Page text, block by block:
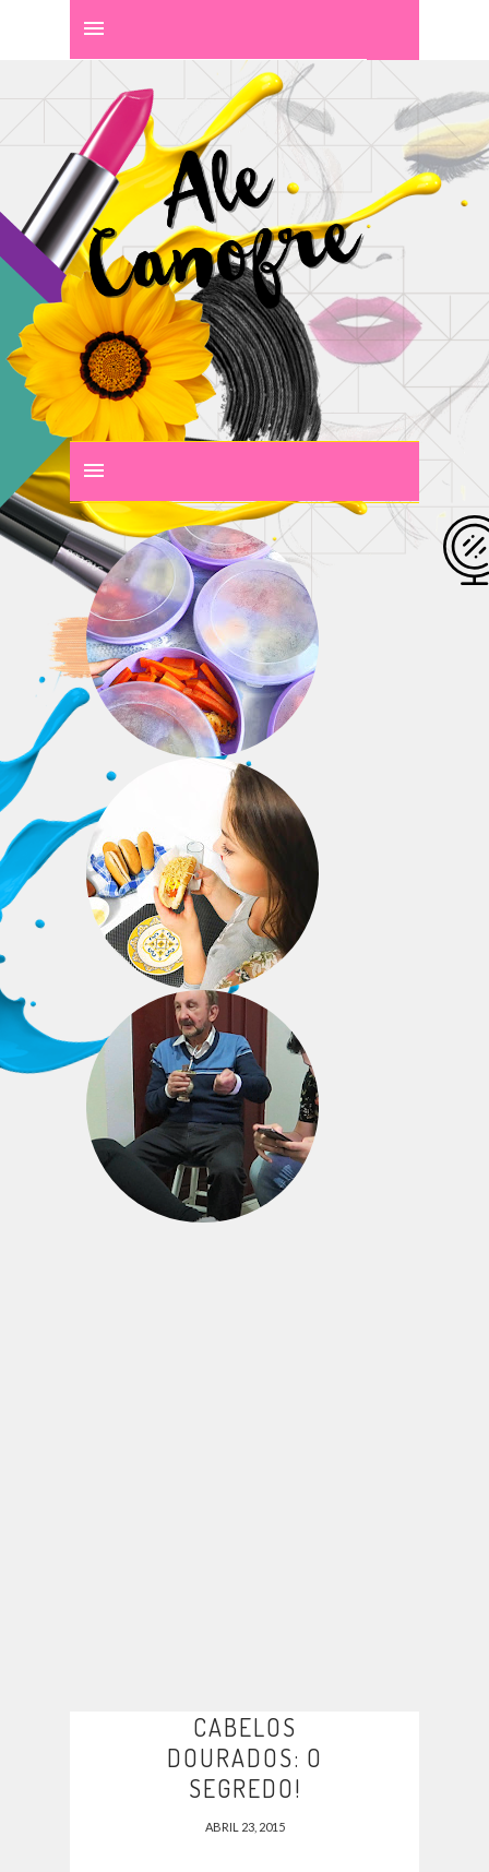
CABELOS
DOURADOS: O
SEGREDO!
ABRIL 23, 2015